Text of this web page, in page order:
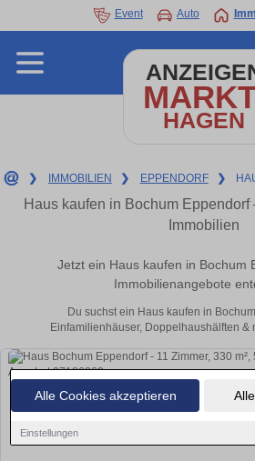
Alle Cookies akzeptieren
Einstellungen
Event Auto
HAGEN
❯ IMMOBILIEN ❯ EPPENDORF ❯
Haus kaufen in Bochum
Immobilien
Jetzt ein Haus kaufen in Bochum
Immobilienangebote
Du suchst ein Haus kaufen in
Einfamilienhäuser, Doppelhaushälften &